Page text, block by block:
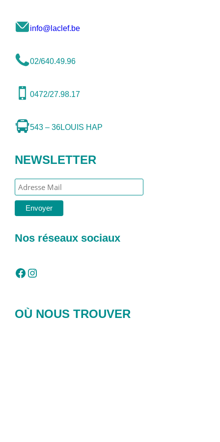
info@laclef.be
02/640.49.96
0472/27.98.17
543 – 36LOUIS HAP
NEWSLETTER
Nos réseaux sociaux
Facebook Instagram
OÙ NOUS TROUVER